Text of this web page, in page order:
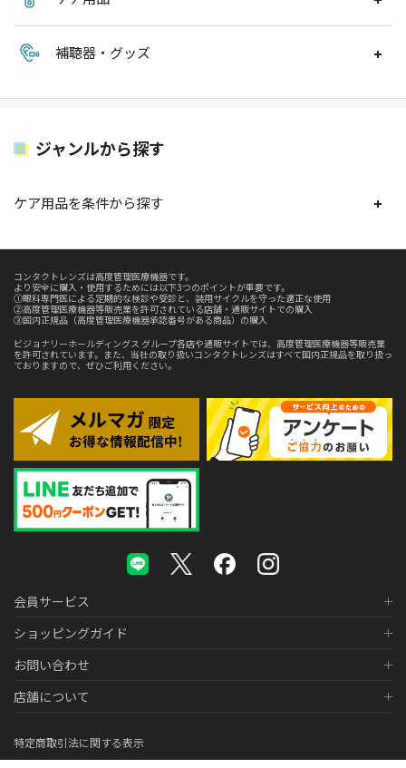
補聴器・グッズ
ジャンルから探す
ケア用品を条件から探す
コンタクトレンズは高度管理医療機器です。
より安全に購入・使用するためには以下3つのポイントが重要です。
①眼科専門医による定期的な検診や受診と、装用サイクルを守った適正な使用
②高度管理医療機器等販売業を許可されている店舗・通販サイトでの購入
③国内正規品（高度管理医療機器承認番号がある商品）の購入
ビジョナリーホールディングス グループ各店や通販サイトでは、高度管理医療機器等販売業
を許可されています。また、当社の取り扱いコンタクトレンズはすべて国内正規品を取り扱っ
ておりますので、ぜひご利用ください。
会員サービス
ショッピングガイド
お問い合わせ
店舗について
特定商取引法に関する表示